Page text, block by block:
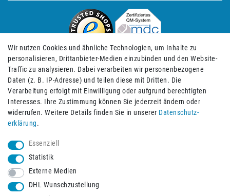
Impressum Daten­schutz­erklärung AGB
Wir nutzen Cookies und ähnliche Technologien, um Inhalte zu
personalisieren, Drittanbieter-Medien einzubinden und den Website-
Traffic zu analysieren. Dabei verarbeiten wir personenbezogene
Daten (z. B. IP-Adresse) und teilen diese mit Dritten. Die
Verarbeitung erfolgt mit Einwilligung oder aufgrund berechtigten
Interesses. Ihre Zustimmung können Sie jederzeit ändern oder
widerrufen. Weitere Details finden Sie in unserer Daten­schutz­
erklärung.
Essenziell
Statistik
Externe Medien
DHL Wunschzustellung